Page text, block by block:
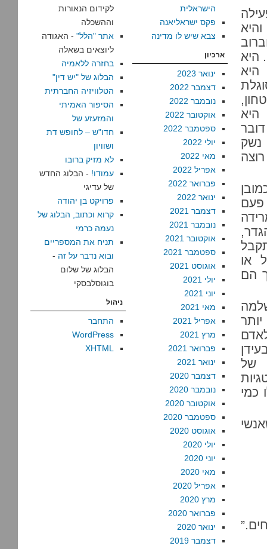
היא
נשק
פעם
או
הם
של
כמי
הישראלית
פקס ישראליאנה
צבא שיש לו מדינה
ארכיון
ינואר 2023
דצמבר 2022
נובמבר 2022
אוקטובר 2022
ספטמבר 2022
יולי 2022
מאי 2022
אפריל 2022
פברואר 2022
ינואר 2022
דצמבר 2021
נובמבר 2021
אוקטובר 2021
ספטמבר 2021
אוגוסט 2021
יולי 2021
יוני 2021
מאי 2021
אפריל 2021
מרץ 2021
פברואר 2021
ינואר 2021
דצמבר 2020
נובמבר 2020
אוקטובר 2020
ספטמבר 2020
אוגוסט 2020
יולי 2020
יוני 2020
מאי 2020
אפריל 2020
מרץ 2020
פברואר 2020
ינואר 2020
דצמבר 2019
לקידום הנאורות
וההשכלה
אתר "הלל" - האגודה
ליוצאים בשאלה
בחזרה ללאמיה
הבלוג של "יש דין"
הטלוויזיה החברתית
הסיפור האמיתי
והמזעזע של
חדו"ש – לחופש דת
ושוויון
לא מזיק ברובו
עמודו! - הבלוג החדש
של עדיגי
פרויקט בן יהודה
קרוא וכתוב, הבלוג של
נעמה כרמי
תניח את המספריים
ובוא נדבר על זה -
הבלוג של שלום
בוגוסלבסקי
ניהול
התחבר
WordPress
XHTML